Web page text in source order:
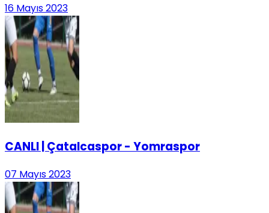
16 Mayıs 2023
CANLI | Çatalcaspor - Yomraspor
07 Mayıs 2023